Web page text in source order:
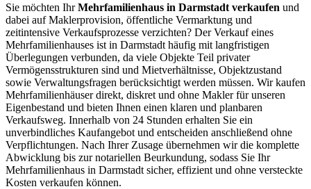
Sie möchten IhrMehrfamilienhaus in Darmstadt verkaufen und
dabei auf Maklerprovision, öffentliche Vermarktung und
zeitintensive Verkaufsprozesse verzichten? Der Verkauf eines
Mehrfamilienhauses ist in Darmstadt häufig mit langfristigen
Überlegungen verbunden, da viele Objekte Teil privater
Vermögensstrukturen sind und Mietverhältnisse, Objektzustand
sowie Verwaltungsfragen berücksichtigt werden müssen. Wir kaufen
Mehrfamilienhäuser direkt, diskret und ohne Makler für unseren
Eigenbestand und bieten Ihnen einen klaren und planbaren
Verkaufsweg. Innerhalb von 24 Stunden erhalten Sie ein
unverbindliches Kaufangebot und entscheiden anschließend ohne
Verpflichtungen. Nach Ihrer Zusage übernehmen wir die komplette
Abwicklung bis zur notariellen Beurkundung, sodass Sie Ihr
Mehrfamilienhaus in Darmstadt sicher, effizient und ohne versteckte
Kosten verkaufen können.